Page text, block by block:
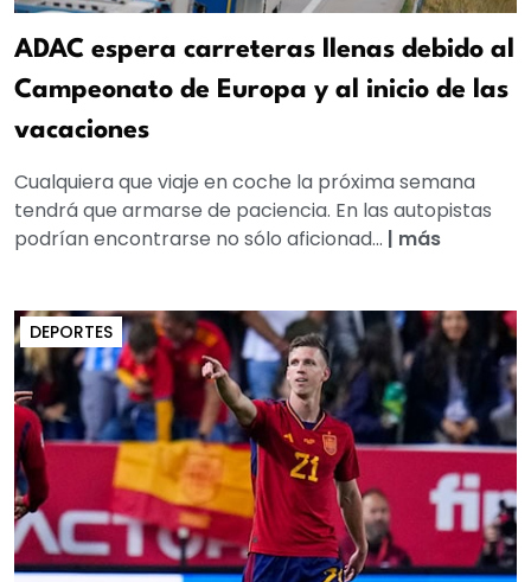
ADAC espera carreteras llenas debido al
Campeonato de Europa y al inicio de las
vacaciones
Cualquiera que viaje en coche la próxima semana
tendrá que armarse de paciencia. En las autopistas
podrían encontrarse no sólo aficionad... | más
DEPORTES